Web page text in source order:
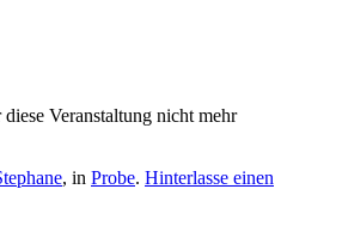
Veranstaltung nicht mehr
, in Probe. Hinterlasse einen